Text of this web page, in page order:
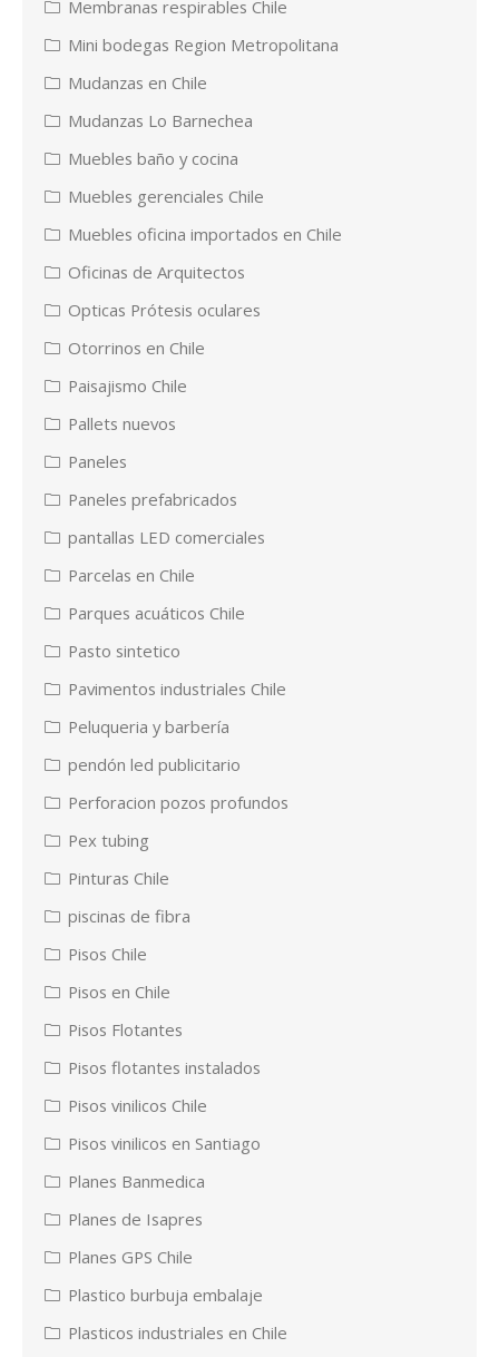
Membranas respirables Chile
Mini bodegas Region Metropolitana
Mudanzas en Chile
Mudanzas Lo Barnechea
Muebles baño y cocina
Muebles gerenciales Chile
Muebles oficina importados en Chile
Oficinas de Arquitectos
Opticas Prótesis oculares
Otorrinos en Chile
Paisajismo Chile
Pallets nuevos
Paneles
Paneles prefabricados
pantallas LED comerciales
Parcelas en Chile
Parques acuáticos Chile
Pasto sintetico
Pavimentos industriales Chile
Peluqueria y barbería
pendón led publicitario
Perforacion pozos profundos
Pex tubing
Pinturas Chile
piscinas de fibra
Pisos Chile
Pisos en Chile
Pisos Flotantes
Pisos flotantes instalados
Pisos vinilicos Chile
Pisos vinilicos en Santiago
Planes Banmedica
Planes de Isapres
Planes GPS Chile
Plastico burbuja embalaje
Plasticos industriales en Chile